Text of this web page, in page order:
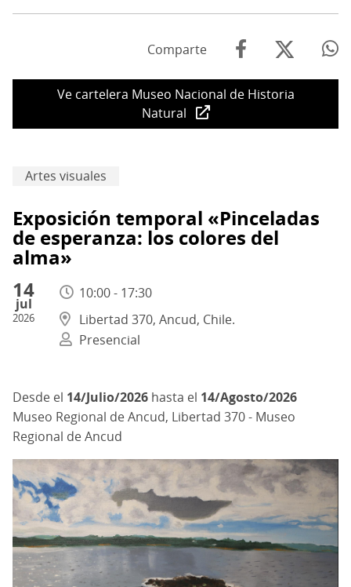
Comparte
Ve cartelera Museo Nacional de Historia
Natural
Artes visuales
Exposición temporal «Pinceladas
de esperanza: los colores del
alma»
14
jul
2026
10:00 - 17:30
Libertad 370, Ancud, Chile.
Presencial
14/Julio/2026 hasta el 14/Agosto/2026
Museo Regional de Ancud, Libertad 370 - Museo
Regional de Ancud